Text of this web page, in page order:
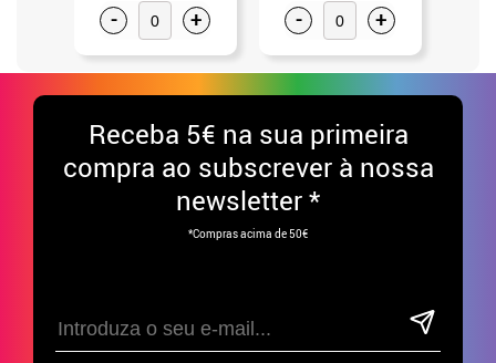
- + - +
Receba 5€ na sua primeira
compra ao subscrever à nossa
newsletter *
*Compras acima de 50€